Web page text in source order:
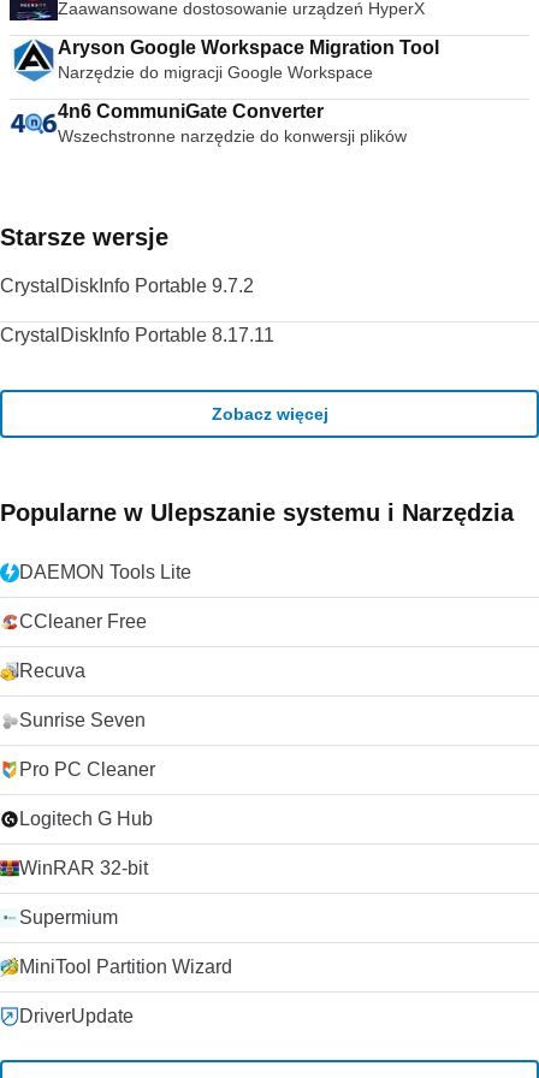
Zaawansowane dostosowanie urządzeń HyperX
Aryson Google Workspace Migration Tool
Narzędzie do migracji Google Workspace
4n6 CommuniGate Converter
Wszechstronne narzędzie do konwersji plików
Starsze wersje
CrystalDiskInfo Portable 9.7.2
CrystalDiskInfo Portable 8.17.11
Zobacz więcej
Popularne w Ulepszanie systemu i Narzędzia
DAEMON Tools Lite
CCleaner Free
Recuva
Sunrise Seven
Pro PC Cleaner
Logitech G Hub
WinRAR 32-bit
Supermium
MiniTool Partition Wizard
DriverUpdate